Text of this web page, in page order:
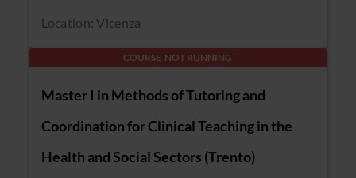
Location: Vicenza
COURSE NOT RUNNING
Master I in Methods of Tutoring and
Coordination for Clinical Teaching in the
Health and Social Sectors (Trento)